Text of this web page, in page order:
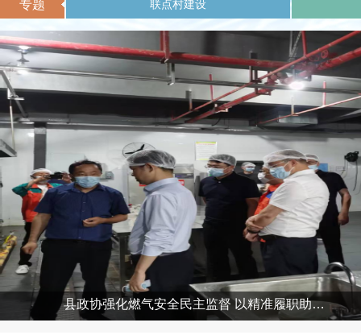
领导之窗
政协常委
政协机构
历届政协
政协章程
常委会议
主席会议
其它会议
专题 联点村建设
汉寿县政协视察防汛备汛工作